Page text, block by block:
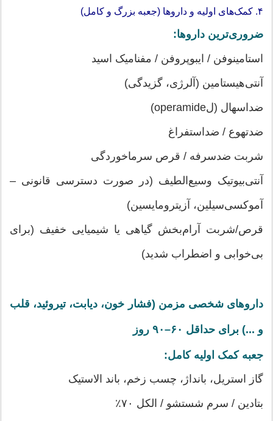
۴. کمک‌های اولیه و داروها (جعبه بزرگ و کامل)
ضروری‌ترین داروها:
استامینوفن / ایبوپروفن / مفنامیک اسید
آنتی‌هیستامین (آلرژی، گزیدگی)
ضداسهال (لoperamide)
ضدتهوع / ضداستفراغ
شربت ضدسرفه / قرص سرماخوردگی
آنتی‌بیوتیک وسیع‌الطیف (در صورت دسترسی قانونی –
آموکسی‌سیلین، آزیترومایسین)
قرص/شربت آرام‌بخش گیاهی یا شیمیایی خفیف (برای
بی‌خوابی و اضطراب شدید)
داروهای شخصی مزمن (فشار خون، دیابت، تیروئید، قلب
و ...) برای حداقل ۶۰–۹۰ روز
جعبه کمک اولیه کامل:
گاز استریل، بانداژ، چسب زخم، باند الاستیک
بتادین / سرم شستشو / الکل ۷۰٪